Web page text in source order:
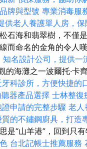
牌與型號 專業消毒服
供老人養護單人房，
石海和翡翠樹，不僅
而命名的金角的令人
知名設計公司，提供一
的海灘之一波爾托·卡
牙科診所，方便快捷的
器產品選擇 士林整復
證申請的完整步驟 老人
的不鏽鋼廚具，打造
是“山羊港”，回到只
台北記帳士推薦服務